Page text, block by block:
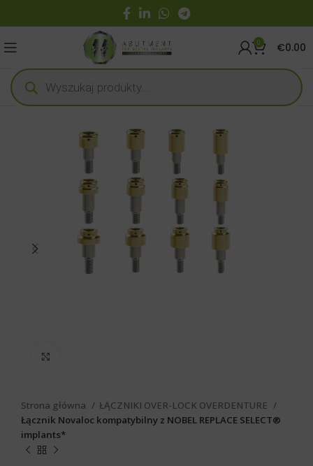
0 €0.00
Strona główna
ŁĄCZNIKI OVER-LOCK OVERDENTURE
Łącznik Novaloc kompatybilny z NOBEL REPLACE SELECT®
implants*